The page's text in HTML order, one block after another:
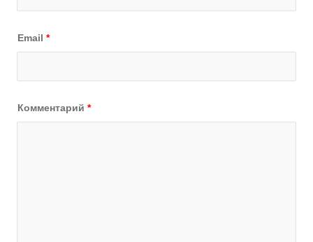
Email *
Комментарий *